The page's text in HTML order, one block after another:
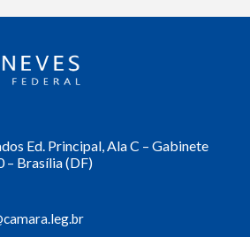
Ed. Principal, Ala C – Gabinete
– Brasília (DF)